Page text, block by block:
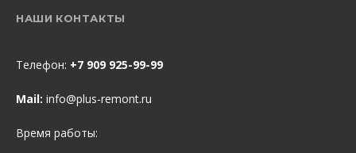
НАШИ КОНТАКТЫ
Телефон: +7 909 925-99-99
Mail: info@plus-remont.ru
Время работы: